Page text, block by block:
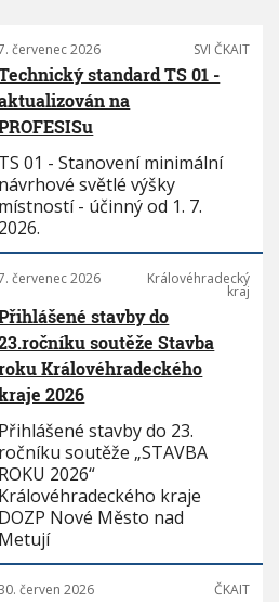
červenec 2026 SVI ČKAIT
standard TS 01 -
na
TS 01 - Stanovení minimální
návrhové světlé výšky
místností - účinný od 1. 7.
2026.
červenec 2026 Královéhradecký
kraj
stavby do
soutěže Stavba
Královéhradeckého
2026
Přihlášené stavby do 23.
ročníku soutěže „STAVBA
ROKU 2026“
Královéhradeckého kraje
DOZP Nové Město nad
Metují
červen 2026 ČKAIT